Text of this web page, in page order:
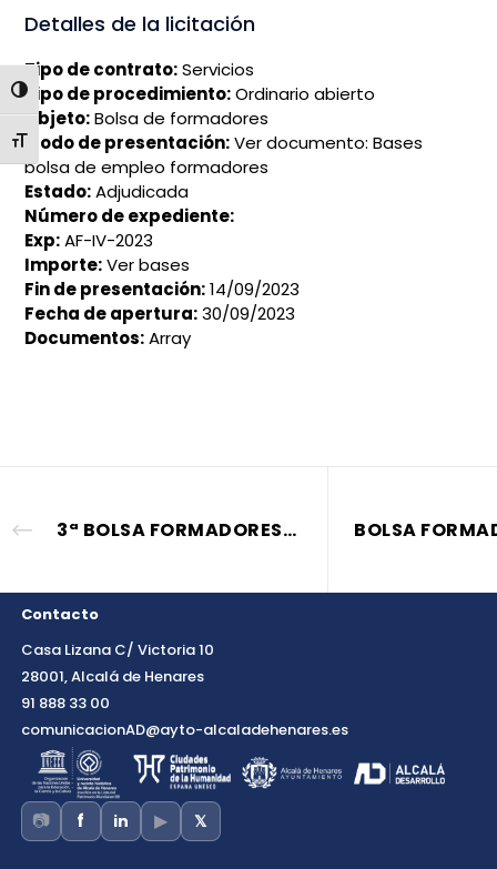
ALTERNAR ALTO CONTRASTE
ALTERNAR TAMAÑO DE LETRA
Detalles de la licitación
Tipo de contrato:Servicios
Tipo de procedimiento:Ordinario abierto
Objeto:Bolsa de formadores
Modo de presentación:Ver documento: Bases
bolsa de empleo formadores
Estado:Adjudicada
Número de expediente:
Exp:AF-IV-2023
Importe:Ver bases
Fin de presentación:14/09/2023
Fecha de apertura:30/09/2023
Documentos:Array
3ª BOLSA FORMADORES_FORMACIÓN DESEMPLEADOS 2023/2024
Contacto
Casa Lizana C/ Victoria 10
28001, Alcalá de Henares
91 888 33 00
comunicacionAD@ayto-alcaladehenares.es
📷 f in ▶ 𝕏